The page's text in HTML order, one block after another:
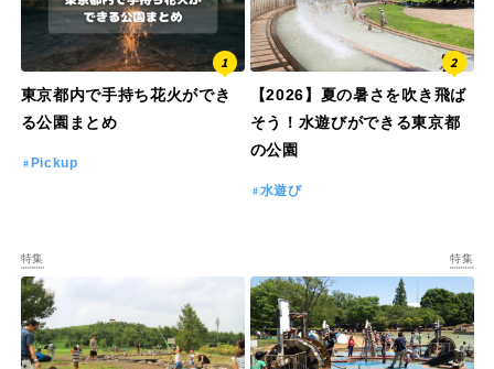
東京都内で手持ち花火ができ
る公園まとめ
Pickup
【2026】夏の暑さを吹き飛ば
そう！水遊びができる東京都
の公園
水遊び
特集 特集